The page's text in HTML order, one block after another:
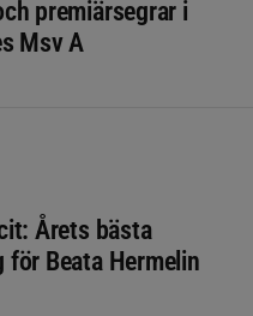
premiärsegrar i
Msv A
Årets bästa
för Beata Hermelin